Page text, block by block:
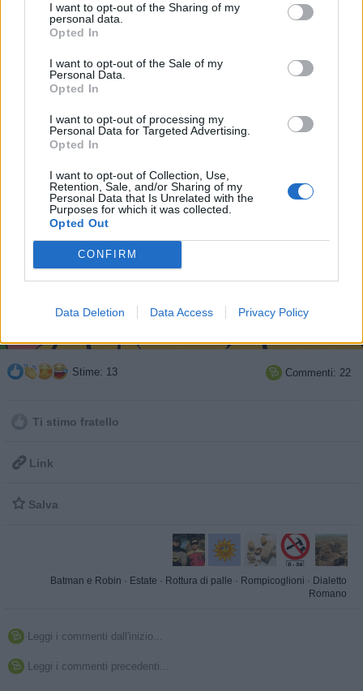
I want to opt-out of the Sharing of my
personal data.
Opted In
I want to opt-out of the Sale of my
Personal Data.
Opted In
I want to opt-out of processing my
Personal Data for Targeted Advertising.
Opted In
I want to opt-out of Collection, Use,
Retention, Sale, and/or Sharing of my
Personal Data that Is Unrelated with the
Purposes for which it was collected.
Opted Out
CONFIRM
Data Deletion Data Access Privacy Policy
Stime: 13  Commenti: 22
Ti stimo fratello
 Link
 Salva
Batman e Robin · Estate · Rottura di palle · Rompicoglioni · Dialetto
Romano
 Leggi i commenti dall'inizio...
 Leggi i commenti precedenti...